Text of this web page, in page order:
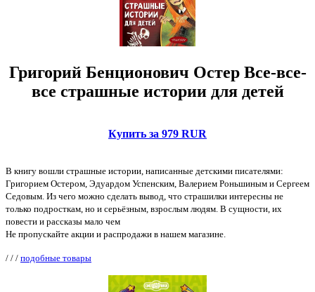
Григорий Бенционович Остер Все-все-
все страшные истории для детей
Купить за 979 RUR
В книгу вошли страшные истории, написанные детскими писателями:
Григорием Остером, Эдуардом Успенским, Валерием Роньшиным и Сергеем
Седовым. Из чего можно сделать вывод, что страшилки интересны не
только подросткам, но и серьёзным, взрослым людям. В сущности, их
повести и рассказы мало чем
Не пропускайте акции и распродажи в нашем магазине.
/ / / подобные товары